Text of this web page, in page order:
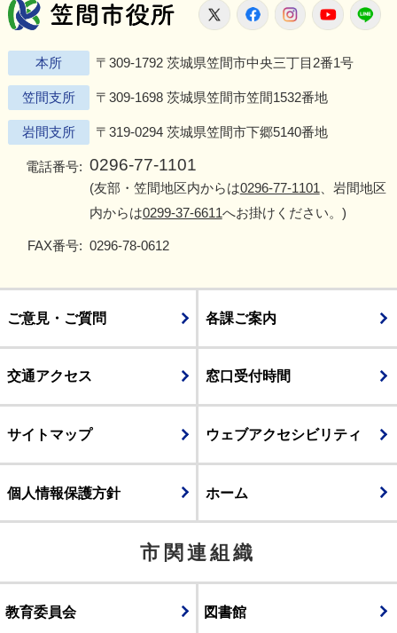
笠間市役所
X FacebookInstagram
本所 〒309-1792 茨城県笠間市中央三丁目2番1号
笠間支所 〒309-1698 茨城県笠間市笠間1532番地
岩間支所 〒319-0294 茨城県笠間市下郷5140番地
電話番号: 0296-77-1101
(友部・笠間地区内からは0296-77-1101 、岩間地区
内からは0299-37-6611へお掛けください。)
FAX番号: 0296-78-0612
ご意見・ご質問 各課ご案内
交通アクセス 窓口受付時間
サイトマップ ウェブアクセシビリティ
個人情報保護方針 ホーム
市関連組織
教育委員会 図書館